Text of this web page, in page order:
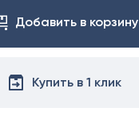
Добавить в корзину
Купить в 1 клик